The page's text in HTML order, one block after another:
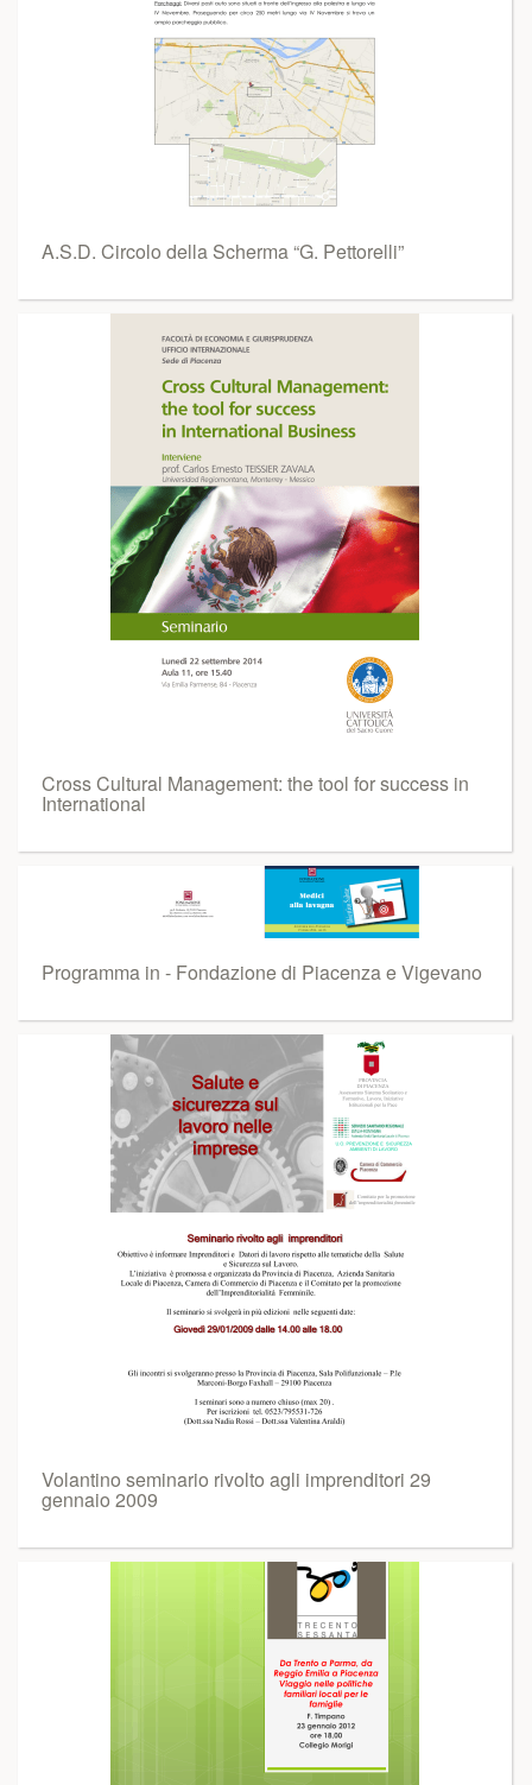
A.S.D. Circolo della Scherma “G. Pettorelli”
Cross Cultural Management: the tool for success in
International
Programma in - Fondazione di Piacenza e Vigevano
Volantino seminario rivolto agli imprenditori 29
gennaio 2009